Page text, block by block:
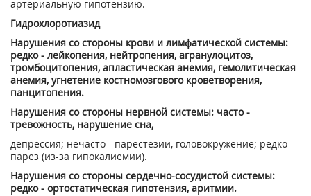
артериальную гипотензию.
Гидрохлоротиазид
Нарушения со стороны крови и лимфатической системы:
редко - лейкопения, нейтропения, агранулоцитоз,
тромбоцитопения, апластическая анемия, гемолитическая
анемия, угнетение костномозгового кроветворения,
панцитопения.
Нарушения со стороны нервной системы: часто -
тревожность, нарушение сна,
депрессия; нечасто - парестезии, головокружение; редко -
парез (из-за гипокалиемии).
Нарушения со стороны сердечно-сосудистой системы:
редко - ортостатическая гипотензия, аритмии.